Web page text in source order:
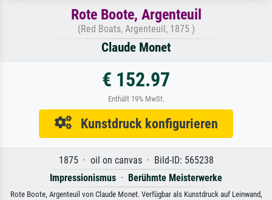
Rote Boote, Argenteuil
(Red Boats, Argenteuil, 1875 )
Claude Monet
€ 152.97
Enthält 19% MwSt.
Kunstdruck konfigurieren
1875 · oil on canvas · Bild-ID: 565238
Impressionismus · Berühmte Meisterwerke
Rote Boote, Argenteuil von Claude Monet. Verfügbar als Kunstdruck auf Leinwand,